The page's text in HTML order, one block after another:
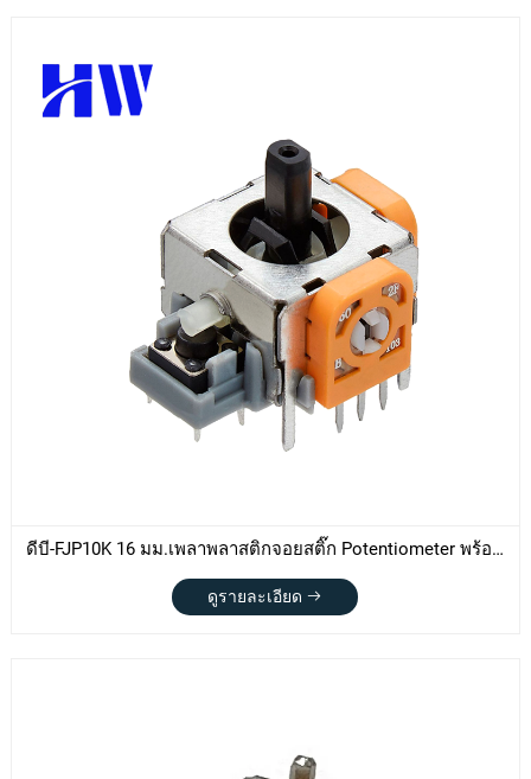
ดีบี-FJP10K 16 มม.เพลาพลาสติกจอยสติ๊ก Potentiometer พร้อม
สวิตช์
ดูรายละเอียด